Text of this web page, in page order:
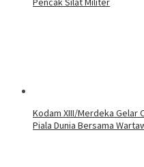
Kodam XIII/Merdeka Gelar
Piala Dunia Bersama